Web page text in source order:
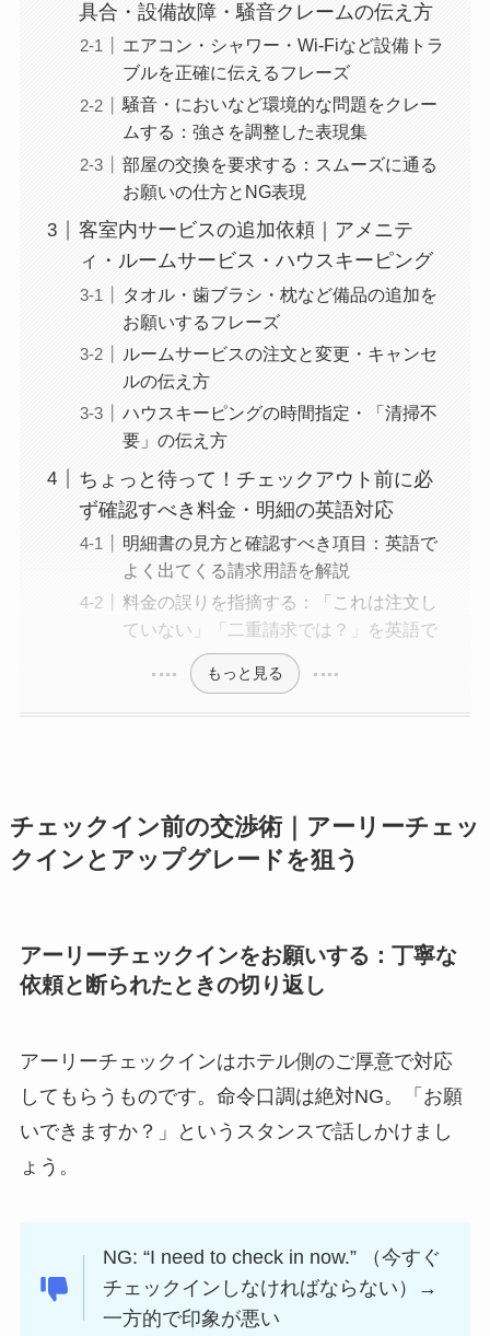
具合・設備故障・騒音クレームの伝え方
エアコン・シャワー・Wi-Fiなど設備トラ
ブルを正確に伝えるフレーズ
騒音・においなど環境的な問題をクレー
ムする：強さを調整した表現集
部屋の交換を要求する：スムーズに通る
お願いの仕方とNG表現
客室内サービスの追加依頼｜アメニテ
ィ・ルームサービス・ハウスキーピング
タオル・歯ブラシ・枕など備品の追加を
お願いするフレーズ
ルームサービスの注文と変更・キャンセ
ルの伝え方
ハウスキーピングの時間指定・「清掃不
要」の伝え方
ちょっと待って！チェックアウト前に必
ず確認すべき料金・明細の英語対応
明細書の見方と確認すべき項目：英語で
よく出てくる請求用語を解説
料金の誤りを指摘する：「これは注文し
ていない」「二重請求では？」を英語で
もっと見る
チェックイン前の交渉術｜アーリーチェッ
クインとアップグレードを狙う
アーリーチェックインをお願いする：丁寧な
依頼と断られたときの切り返し
アーリーチェックインはホテル側のご厚意で対応
してもらうものです。命令口調は絶対NG。「お願
いできますか？」というスタンスで話しかけまし
ょう。
NG: “I need to check in now.” （今すぐ
チェックインしなければならない）→
一方的で印象が悪い